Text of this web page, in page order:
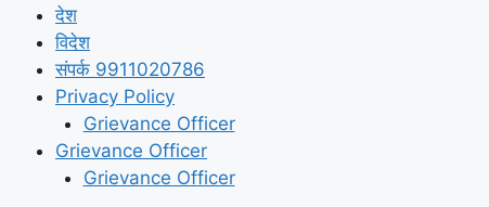
देश
विदेश
संपर्क 9911020786
Privacy Policy
Grievance Officer
Grievance Officer
Grievance Officer